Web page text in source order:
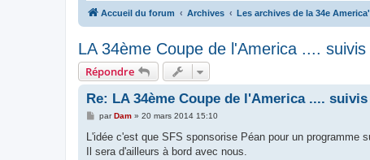
Accueil du forum Archives Les archives de la 34e
LA 34ème Coupe de l'America ....
Répondre
Re: LA 34ème Coupe de l'America ....
M
s
a
par Dam» 20 mars 2014 15:10
L'idée c'est que SFS sponsorise Péan pour un
Il sera d'ailleurs à bord avec nous.